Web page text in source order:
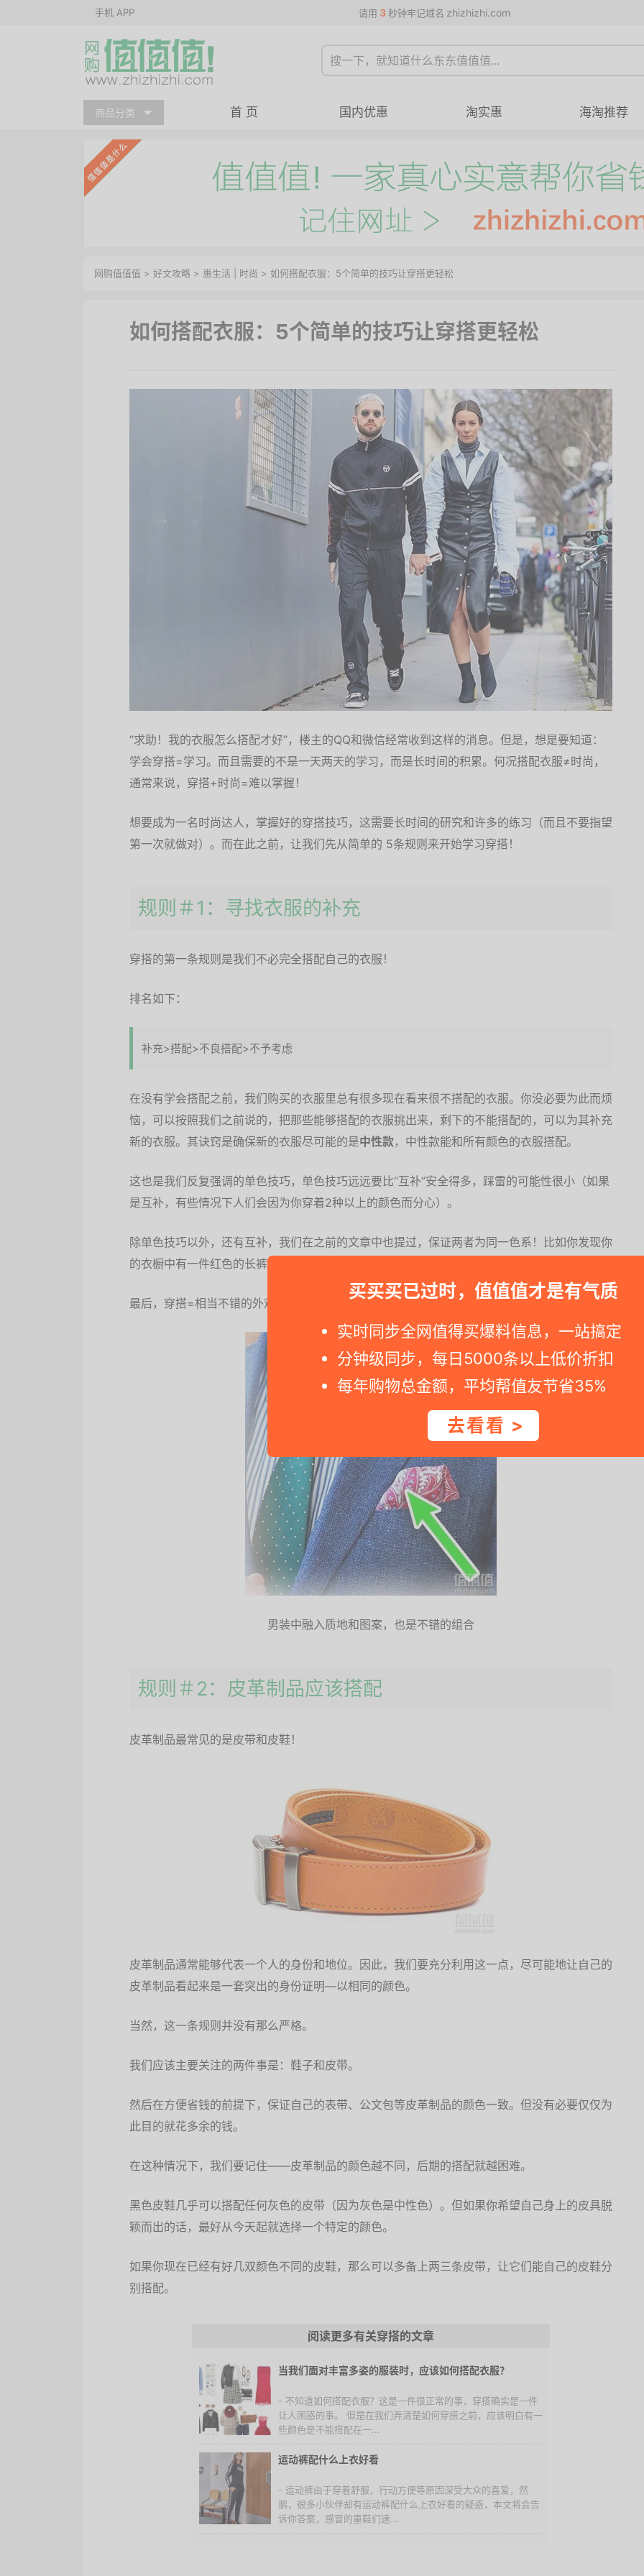
手机 APP 请用 3 秒钟牢记域名 zhizhizhi.com
商品分类 首 页 国内优惠 淘实惠 海淘推荐
买买买已过时，值值值才是有气质
实时同步全网值得买爆料信息，一站搞定
分钟级同步，每日5000条以上低价折扣
每年购物总金额，平均帮值友节省35%
去看看 >
网购值值值 > 好文攻略 > 惠生活 时尚 > 如何搭配衣服：5个简单的技巧让穿搭更轻松
如何搭配衣服：5个简单的技巧让穿搭更轻松
“求助！我的衣服怎么搭配才好”，楼主的QQ和微信经常收到这样的消息。但是，想是要知道：
学会穿搭=学习。而且需要的不是一天两天的学习，而是长时间的积累。何况搭配衣服≠时尚，
通常来说，穿搭+时尚=难以掌握！
想要成为一名时尚达人，掌握好的穿搭技巧，这需要长时间的研究和许多的练习（而且不要指望
第一次就做对）。而在此之前，让我们先从简单的 5条规则来开始学习穿搭！
规则＃1：寻找衣服的补充
穿搭的第一条规则是我们不必完全搭配自己的衣服！
排名如下：
补充>搭配>不良搭配>不予考虑
在没有学会搭配之前，我们购买的衣服里总有很多现在看来很不搭配的衣服。你没必要为此而烦
恼，可以按照我们之前说的，把那些能够搭配的衣服挑出来，剩下的不能搭配的，可以为其补充
新的衣服。其诀窍是确保新的衣服尽可能的是中性款，中性款能和所有颜色的衣服搭配。
这也是我们反复强调的单色技巧，单色技巧远远要比“互补”安全得多，踩雷的可能性很小（如果
是互补，有些情况下人们会因为你穿着2种以上的颜色而分心）。
除单色技巧以外，还有互补，我们在之前的文章中也提过，保证两者为同一色系！比如你发现你
的衣橱中有一件红色的长裤不能和其他衣服搭配时，你可以选择一件浅红色的围巾。
最后，穿搭=相当不错的外观。如果是这样，那你初步成功了。
男装中融入质地和图案，也是不错的组合
规则＃2：皮革制品应该搭配
皮革制品最常见的是皮带和皮鞋！
皮革制品通常能够代表一个人的身份和地位。因此，我们要充分利用这一点，尽可能地让自己的
皮革制品看起来是一套突出的身份证明—以相同的颜色。
当然，这一条规则并没有那么严格。
我们应该主要关注的两件事是：鞋子和皮带。
然后在方便省钱的前提下，保证自己的表带、公文包等皮革制品的颜色一致。但没有必要仅仅为
此目的就花多余的钱。
在这种情况下，我们要记住——皮革制品的颜色越不同，后期的搭配就越困难。
黑色皮鞋几乎可以搭配任何灰色的皮带（因为灰色是中性色）。但如果你希望自己身上的皮具脱
颖而出的话，最好从今天起就选择一个特定的颜色。
如果你现在已经有好几双颜色不同的皮鞋，那么可以多备上两三条皮带，让它们能自己的皮鞋分
别搭配。
阅读更多有关穿搭的文章
当我们面对丰富多姿的服装时，应该如何搭配衣服？
- 不知道如何搭配衣服？这是一件很正常的事，穿搭确实是一件
让人困惑的事。 但是在我们弄清楚如何穿搭之前，应该明白有一
些颜色是不能搭配在一...
运动裤配什么上衣好看
- 运动裤由于穿着舒服，行动方便等原因深受大众的喜爱，然
鹅，很多小伙伴却有运动裤配什么上衣好看的疑惑，本文将会告
诉你答案，感冒的童鞋们速...